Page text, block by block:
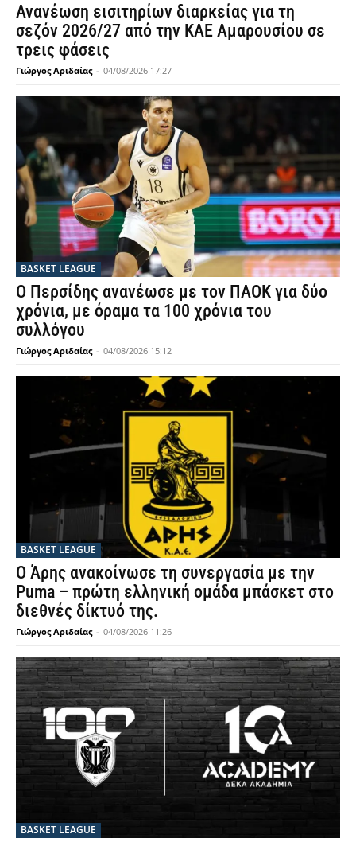
Ανανέωση εισιτηρίων διαρκείας για τη
σεζόν 2026/27 από την ΚΑΕ Αμαρουσίου σε
τρεις φάσεις
Γιώργος Αριδαίας - 04/08/2026 17:27
BASKET LEAGUE
Ο Περσίδης ανανέωσε με τον ΠΑΟΚ για δύο
χρόνια, με όραμα τα 100 χρόνια του
συλλόγου
Γιώργος Αριδαίας - 04/08/2026 15:12
BASKET LEAGUE
Ο Άρης ανακοίνωσε τη συνεργασία με την
Puma – πρώτη ελληνική ομάδα μπάσκετ στο
διεθνές δίκτυό της.
Γιώργος Αριδαίας - 04/08/2026 11:26
BASKET LEAGUE